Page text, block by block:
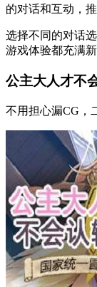
的对话和互动，
选择不同的对话
游戏体验都充满新
公主大人才不
不用担心漏CG，